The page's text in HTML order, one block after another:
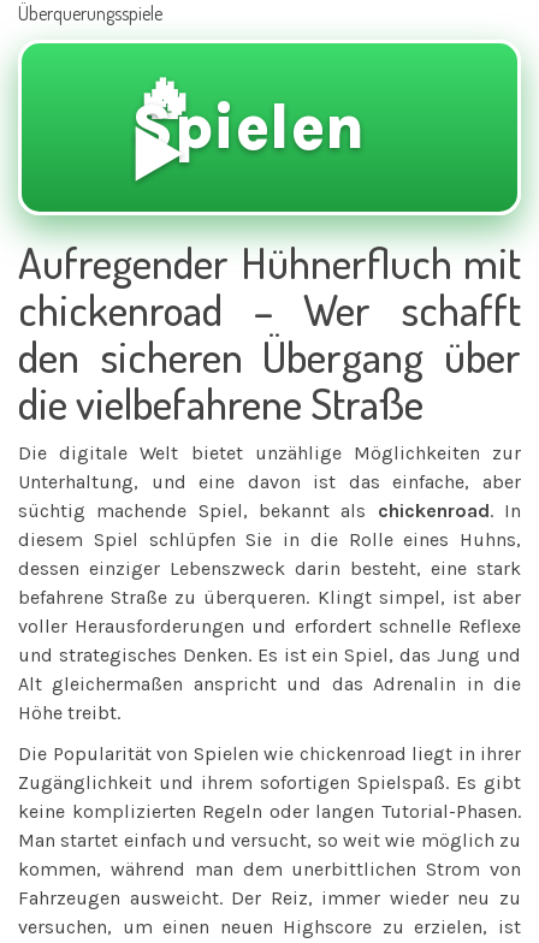
Überquerungsspiele
🔥
Spielen
▶️
Aufregender Hühnerfluch mit
chickenroad – Wer schafft
den sicheren Übergang über
die vielbefahrene Straße
Die digitale Welt bietet unzählige Möglichkeiten zur
Unterhaltung, und eine davon ist das einfache, aber
süchtig machende Spiel, bekannt als chickenroad. In
diesem Spiel schlüpfen Sie in die Rolle eines Huhns,
dessen einziger Lebenszweck darin besteht, eine stark
befahrene Straße zu überqueren. Klingt simpel, ist aber
voller Herausforderungen und erfordert schnelle Reflexe
und strategisches Denken. Es ist ein Spiel, das Jung und
Alt gleichermaßen anspricht und das Adrenalin in die
Höhe treibt.
Die Popularität von Spielen wie chickenroad liegt in ihrer
Zugänglichkeit und ihrem sofortigen Spielspaß. Es gibt
keine komplizierten Regeln oder langen Tutorial-Phasen.
Man startet einfach und versucht, so weit wie möglich zu
kommen, während man dem unerbittlichen Strom von
Fahrzeugen ausweicht. Der Reiz, immer wieder neu zu
versuchen, um einen neuen Highscore zu erzielen, ist